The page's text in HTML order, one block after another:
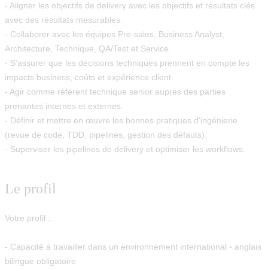
- Aligner les objectifs de delivery avec les objectifs et résultats clés
avec des résultats mesurables.
- Collaborer avec les équipes Pre-sales, Business Analyst,
Architecture, Technique, QA/Test et Service.
- S’assurer que les décisions techniques prennent en compte les
impacts business, coûts et expérience client.
- Agir comme référent technique senior auprès des parties
prenantes internes et externes.
- Définir et mettre en œuvre les bonnes pratiques d’ingénierie
(revue de code, TDD, pipelines, gestion des défauts).
- Superviser les pipelines de delivery et optimiser les workflows.
Le profil
Votre profil :
- Capacité à travailler dans un environnement international - anglais
bilingue obligatoire